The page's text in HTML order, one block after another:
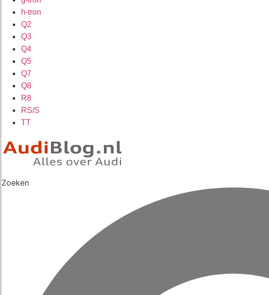
h-tron
Q2
Q3
Q4
Q5
Q7
Q8
R8
RS/S
TT
Zoeken